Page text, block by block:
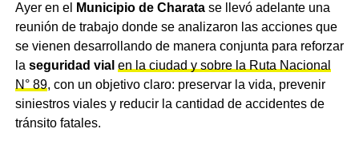
Un debate que excede la coyuntura
Más allá del paro general, las declaraciones de Ritondo
exponen una discusión de fondo sobre el futuro del
trabajo en Argentina. El enfrentamiento entre el Gobierno
y los sindicatos no sólo refleja diferencias ideológicas,
sino también una disputa por el poder de representación
Ayer en el Municipio de Charatase llevó adelante una
reunión de trabajo donde se analizaron las acciones que
se vienen desarrollando de manera conjunta para reforzar
la seguridad vial en la ciudad y sobre la Ruta Nacional
N° 89, con un objetivo claro: preservar la vida, prevenir
siniestros viales y reducir la cantidad de accidentes de
tránsito fatales.